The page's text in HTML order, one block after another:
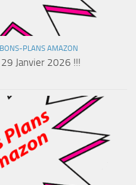
PLANS AMAZON
Janvier 2026 !!!